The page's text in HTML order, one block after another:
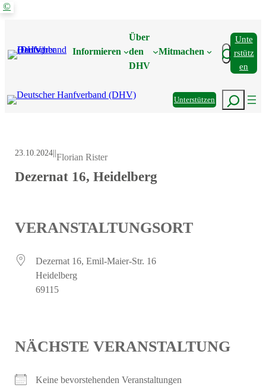
Zum
Informieren
Über
den
DHV
Mitmachen Suchen
Unte
Rstütz
En
UnterstützenSuchen
©
23.10.2024||Florian Rister
Dezernat 16, Heidelberg
VERANSTALTUNGSORT
Dezernat 16, Emil-Maier-Str. 16
Heidelberg
69115
NÄCHSTE VERANSTALTUNG
Keine bevorstehenden Veranstaltungen